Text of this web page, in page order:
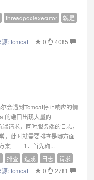
threadpoolexecutor
就是
源:tomcat 0
4085
会遇到Tomcat停止响应的情
的端口出现大量的
请求，同时服务端的日志，
，此时就需要排查是哪方面
方案 1、首先确...
排查 造成 日志
请求
源:tomcat 0
2781